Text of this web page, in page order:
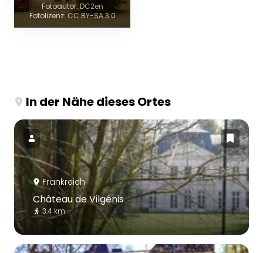
Fotoautor: DC2en
Fotolizenz: CC BY-SA 3.0
In der Nähe dieses Ortes
Frankreich
Château de Vilgénis
3.4 km